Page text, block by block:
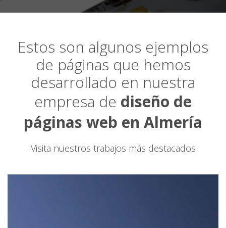
Estos son algunos ejemplos
de páginas que hemos
desarrollado en nuestra
empresa de diseño de
páginas web en Almería
Visita nuestros trabajos más destacados